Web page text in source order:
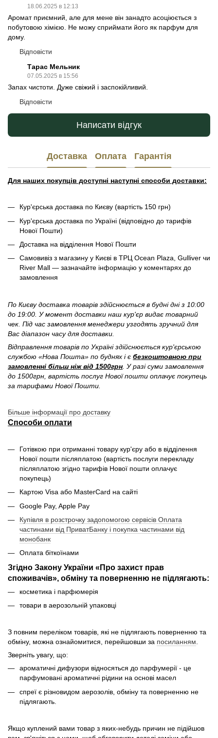
18.06.2025 в 12:13
Аромат приємний, але для мене він занадто асоціюється з
побутовою хімією. Не можу сприймати його як парфум для
дому.
Відповісти
Тарас Мельник
07.05.2025 в 15:56
Запах чистоти. Дуже свіжий і заспокійливий.
Відповісти
Написати відгук
Доставка Оплата Гарантія
Для наших покупців доступні наступні способи доставки:
Кур'єрська доставка по Києву (вартість 150 грн)
Кур'єрська доставка по Україні (відповідно до тарифів
Нової Пошти)
Доставка на відділення Нової Пошти
Самовивіз з магазину у Києві в ТРЦ Ocean Plaza, Gulliver чи
River Mall — зазначайте інформацію у коментарях до
замовлення
По Києву доставка товарів здійснюється в будні дні з 10:00
до 19:00. У момент доставки наш кур'єр видає товарний
чек. Під час замовлення менеджери узгодять зручний для
Вас діапазон часу для доставки.
Відправлення товарів по Україні здійснюється кур'єрською
службою «Нова Пошта» по буднях і є безкоштовною при
замовленні більш ніж від 1500грн . У разі суми замовлення
до 1500грн, вартість послуг Нової пошти оплачує покупець
за тарифами Нової Пошти.
Більше інформації про доставку
Способи оплати
Готівкою при отриманні товару кур'єру або в відділення
Нової пошти післяплатою (вартість послуги перекладу
післяплатою згідно тарифів Нової пошти оплачує
покупець)
Картою Visa або MasterCard на сайті
Google Pay, Apple Pay
Купівля в розстрочку задопомогою сервісів Оплата
частинами від ПриватБанку і покупка частинами від
монобанк
Оплата біткоїнами
Згідно Закону України «Про захист прав
споживачів», обміну та поверненню не підлягають:
косметика і парфюмерія
товари в аерозольній упаковці
З повним переліком товарів, які не підлягають поверненню та
обміну, можна ознайомитися, перейшовши за посиланням.
Зверніть увагу, що:
ароматичні дифузори відносяться до парфумерії - це
парфумовані ароматичні рідини на основі масел
спреї є різновидом аерозолів, обміну та поверненню не
підлягають.
Якщо куплений вами товар з яких-небудь причин не підійшов